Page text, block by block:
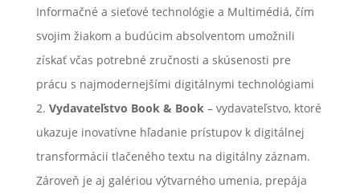
Informačné a sieťové technológie a Multimédiá, čím
svojim žiakom a budúcim absolventom umožnili
získať včas potrebné zručnosti a skúsenosti pre
prácu s najmodernejšími digitálnymi technológiami
Vydavateľstvo Book & Book – vydavateľstvo, ktoré
ukazuje inovatívne hľadanie prístupov k digitálnej
transformácii tlačeného textu na digitálny záznam.
Zároveň je aj galériou výtvarného umenia, prepája